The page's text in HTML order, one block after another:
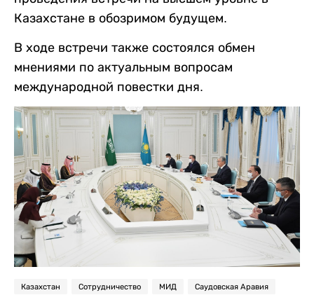
Казахстане в обозримом будущем.
В ходе встречи также состоялся обмен
мнениями по актуальным вопросам
международной повестки дня.
Казахстан Сотрудничество МИД Саудовская Аравия